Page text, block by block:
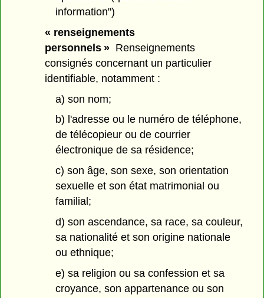
information")
« renseignements
personnels » Renseignements
consignés concernant un particulier
identifiable, notamment :
a) son nom;
b) l'adresse ou le numéro de téléphone,
de télécopieur ou de courrier
électronique de sa résidence;
c) son âge, son sexe, son orientation
sexuelle et son état matrimonial ou
familial;
d) son ascendance, sa race, sa couleur,
sa nationalité et son origine nationale
ou ethnique;
e) sa religion ou sa confession et sa
croyance, son appartenance ou son